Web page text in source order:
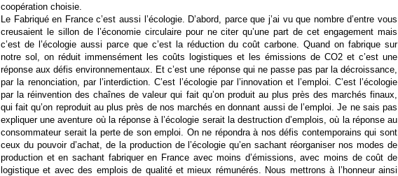
coopération choisie.
Le Fabriqué en France c’est aussi l’écologie. D’abord, parce que j’ai vu que nombre d’entre vous
creusaient le sillon de l’économie circulaire pour ne citer qu’une part de cet engagement mais
c’est de l’écologie aussi parce que c’est la réduction du coût carbone. Quand on fabrique sur
notre sol, on réduit immensément les coûts logistiques et les émissions de CO2 et c’est une
réponse aux défis environnementaux. Et c’est une réponse qui ne passe pas par la décroissance,
par la renonciation, par l’interdiction. C’est l’écologie par l’innovation et l’emploi. C’est l’écologie
par la réinvention des chaînes de valeur qui fait qu’on produit au plus près des marchés finaux,
qui fait qu’on reproduit au plus près de nos marchés en donnant aussi de l’emploi. Je ne sais pas
expliquer une aventure où la réponse à l’écologie serait la destruction d’emplois, où la réponse au
consommateur serait la perte de son emploi. On ne répondra à nos défis contemporains qui sont
ceux du pouvoir d’achat, de la production de l’écologie qu’en sachant réorganiser nos modes de
production et en sachant fabriquer en France avec moins d’émissions, avec moins de coût de
logistique et avec des emplois de qualité et mieux rémunérés. Nous mettrons à l’honneur ainsi